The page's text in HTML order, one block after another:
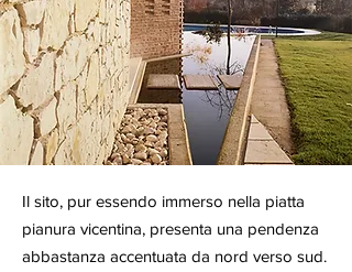
Il sito, pur essendo immerso nella piatta
pianura vicentina, presenta una pendenza
abbastanza accentuata da nord verso sud.